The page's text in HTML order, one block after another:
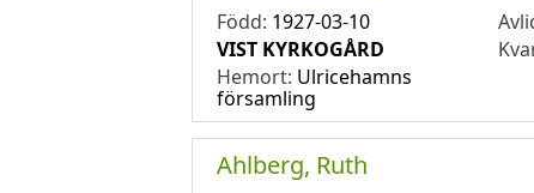
Född: 1927-03-10
VIST KYRKOGÅRD
Hemort: Ulricehamns
församling
Ahlberg, Ruth